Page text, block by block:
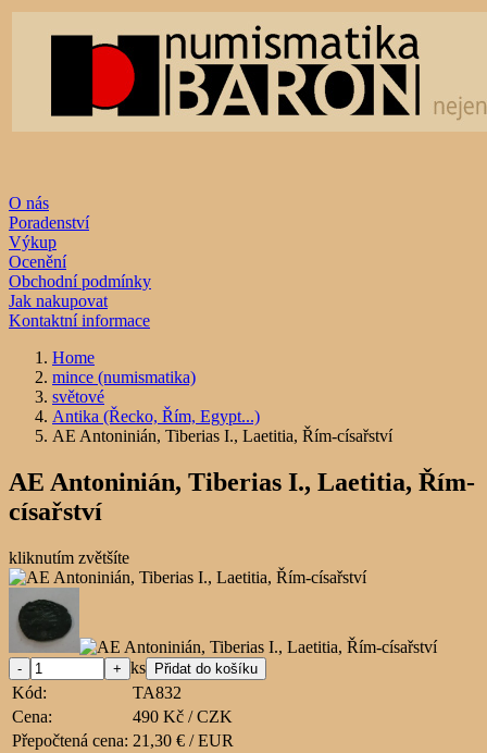
O nás
Poradenství
Výkup
Ocenění
Obchodní podmínky
Jak nakupovat
Kontaktní informace
Home
mince (numismatika)
světové
Antika (Řecko, Řím, Egypt...)
AE Antoninián, Tiberias I., Laetitia, Řím-císařství
AE Antoninián, Tiberias I., Laetitia, Řím-
císařství
kliknutím zvětšíte
ks
Kód:
TA832
Cena:
490 Kč / CZK
Přepočtená cena: 21,30 € / EUR